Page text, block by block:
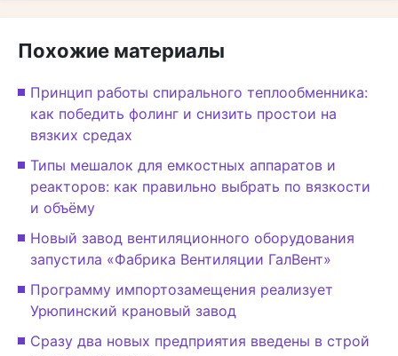
Похожие материалы
Принцип работы спирального теплообменника:
как победить фолинг и снизить простои на
вязких средах
Типы мешалок для емкостных аппаратов и
реакторов: как правильно выбрать по вязкости
и объёму
Новый завод вентиляционного оборудования
запустила «Фабрика Вентиляции ГалВент»
Программу импортозамещения реализует
Урюпинский крановый завод
Сразу два новых предприятия введены в строй